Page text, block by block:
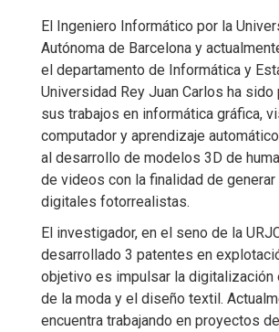
El Ingeniero Informático por la
Autónoma de Barcelona y
el departamento de Informática y
Universidad Rey Juan Carlos ha
sus trabajos en informática gráfica,
computador y aprendizaje
al desarrollo de modelos 3D de
de videos con la finalidad de generar
digitales fotorrealistas.
El investigador, en el seno de la
desarrollado 3 patentes en
objetivo es impulsar la digitalización
de la moda y el diseño textil.
encuentra trabajando en proyectos